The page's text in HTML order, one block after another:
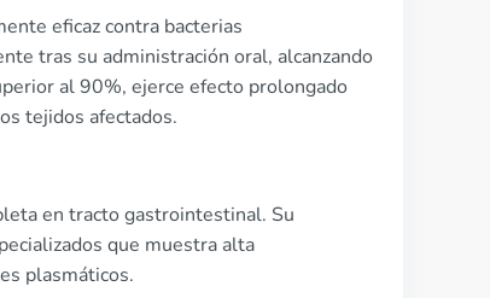
eficaz contra bacterias
tras su administración oral, alcanzando
al 90%, ejerce efecto prolongado
tejidos afectados.
en tracto gastrointestinal. Su
que muestra alta
plasmáticos.